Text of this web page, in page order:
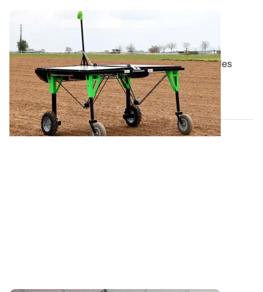
Innovations : premiers tests du robot
désherbeur d’EcoRobotix
Si peu de robots sont actuellement disponibles sur les
grandes cultures, des essais sont...
20 JUILL. 2017